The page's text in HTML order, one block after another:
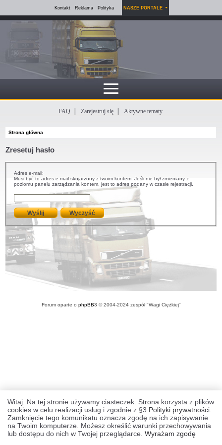
Kontakt Reklama Polityka NASZE PORTALE
FAQ Zarejestruj się Aktywne tematy
Strona główna
Zresetuj hasło
Adres e-mail:
Musi być to adres e-mail skojarzony z twoim kontem. Jeśli nie był zmieniany z
poziomu panelu zarządzania kontem, jest to adres podany w czasie rejestracji.
Witaj. Na tej stronie używamy ciasteczek. Strona korzysta z plików
cookies w celu realizacji usług i zgodnie z §3 Polityki prywatności
Zamknięcie tego komunikatu oznacza zgodę na ich zapisywanie
na Twoim komputerze. Możesz określić warunki przechowywania
lub dostępu do nich w Twojej przeglądarce. Wyrażam zgodę
Forum oparte o phpBB3 © 2004-2024 zespół "Wagi Ciężkiej"